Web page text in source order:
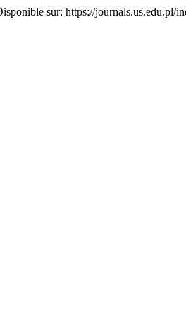
sur: https://journals.us.edu.pl/